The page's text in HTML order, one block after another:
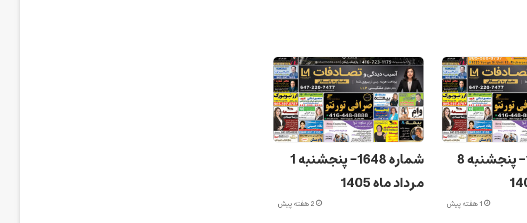
شماره 1649– پنجشنبه 8
1 هفته پیش
شماره 1648– پنجشنبه 1
مرداد ماه 1405
2 هفته پیش